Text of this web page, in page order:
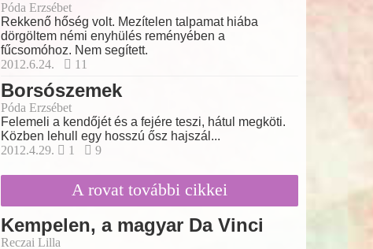
Póda Erzsébet
Rekkenő hőség volt. Mezítelen talpamat hiába
dörgöltem némi enyhülés reményében a
fűcsomóhoz. Nem segített.
2012.6.24.
11
Borsószemek
Póda Erzsébet
Felemeli a kendőjét és a fejére teszi, hátul megköti.
Közben lehull egy hosszú ősz hajszál...
2012.4.29.
1 9
A rovat további cikkei
Kempelen, a magyar Da Vinci
Reczai Lilla